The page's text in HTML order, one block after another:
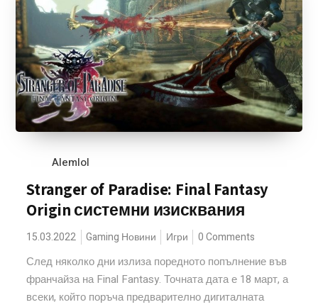
Alemlol
Stranger of Paradise: Final Fantasy
Origin системни изисквания
15.03.2022 Gaming Новини Игри 0 Comments
След няколко дни излиза поредното попълнение във
франчайза на Final Fantasy. Точната дата е 18 март, а
всеки, който поръча предварително дигиталната